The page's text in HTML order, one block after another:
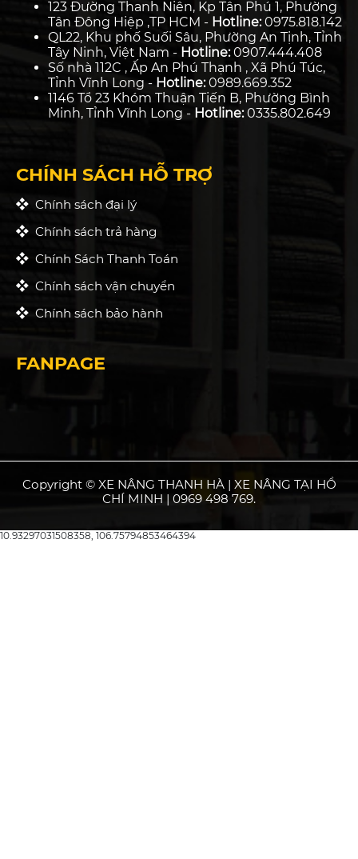
123 Đường Thanh Niên, Kp Tân Phú 1, Phường
Tân Đông Hiệp ,TP HCM - Hotline:0975.818.142
QL22, Khu phố Suối Sâu, Phường An Tịnh, Tỉnh
Tây Ninh, Việt Nam - Hotline:0907.444.408
Số nhà 112C , Ấp An Phú Thạnh , Xã Phú Túc,
Tỉnh Vĩnh Long - Hotline:0989.669.352
1146 Tổ 23 Khóm Thuận Tiến B, Phường Bình
Minh, Tỉnh Vĩnh Long - Hotline:0335.802.649
CHÍNH SÁCH HỖ TRỢ
Chính sách đại lý
Chính sách trả hàng
Chính Sách Thanh Toán
Chính sách vận chuyển
Chính sách bảo hành
FANPAGE
Copyright © XE NÂNG THANH HÀ | XE NÂNG TẠI HỒ
CHÍ MINH | 0969 498 769.
10.93297031508358, 106.75794853464394